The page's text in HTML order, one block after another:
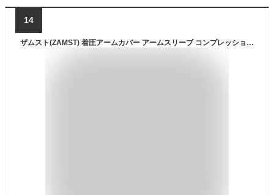
14
ザムスト(ZAMST) 着圧アームカバー アームスリーブ コンプレッション ランニング (両腕入り) Mサイズ ブラック 385802